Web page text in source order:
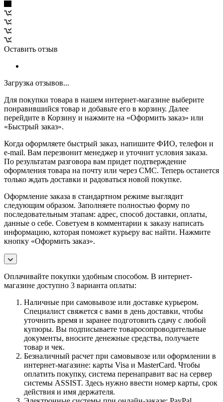
Оставить отзыв
Загрузка отзывов...
Для покупки товара в нашем интернет-магазине выберите
понравившийся товар и добавьте его в корзину. Далее
перейдите в Корзину и нажмите на «Оформить заказ» или
«Быстрый заказ».
Когда оформляете быстрый заказ, напишите ФИО, телефон и
e-mail. Вам перезвонит менеджер и уточнит условия заказа.
По результатам разговора вам придет подтверждение
оформления товара на почту или через СМС. Теперь останется
только ждать доставки и радоваться новой покупке.
Оформление заказа в стандартном режиме выглядит
следующим образом. Заполняете полностью форму по
последовательным этапам: адрес, способ доставки, оплаты,
данные о себе. Советуем в комментарии к заказу написать
информацию, которая поможет курьеру вас найти. Нажмите
кнопку «Оформить заказ».
Оплачивайте покупки удобным способом. В интернет-
магазине доступно 3 варианта оплаты:
Наличные при самовывозе или доставке курьером.
Специалист свяжется с вами в день доставки, чтобы
уточнить время и заранее подготовить сдачу с любой
купюры. Вы подписываете товаросопроводительные
документы, вносите денежные средства, получаете
товар и чек.
Безналичный расчет при самовывозе или оформлении в
интернет-магазине: карты Visa и MasterCard. Чтобы
оплатить покупку, система перенаправит вас на сервер
системы ASSIST. Здесь нужно ввести номер карты, срок
действия и имя держателя.